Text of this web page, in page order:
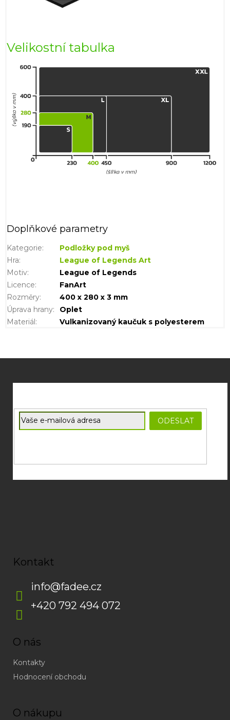
Velikostní tabulka
Doplňkové parametry
Kategorie:
Podložky pod myš
Hra:
League of Legends Art
Motiv:
League of Legends
Licence:
FanArt
Rozměry:
400 x 280 x 3 mm
Úprava hrany:
Oplet
Materiál: Vulkanizovaný kaučuk s polyesterem
E-mail
ODESLAT
Kontakt
info@fadee.cz
+420 792 494 072
O nás
Kontakty
Hodnocení obchodu
O nákupu